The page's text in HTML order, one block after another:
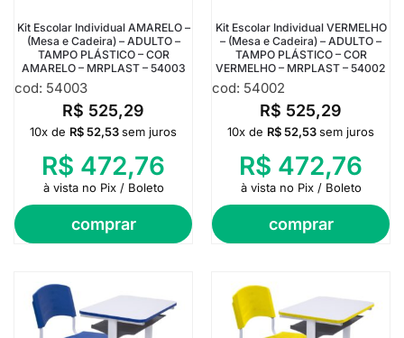
Kit Escolar Individual AMARELO –
(Mesa e Cadeira) – ADULTO –
TAMPO PLÁSTICO – COR
AMARELO – MRPLAST – 54003
cod: 54003
R$ 525,29
comprar
10x de R$52,53sem juros
R$ 472,76
à vista no Pix / Boleto
Kit Escolar Individual VERMELHO
– (Mesa e Cadeira) – ADULTO –
TAMPO PLÁSTICO – COR
VERMELHO – MRPLAST – 54002
cod: 54002
R$ 525,29
comprar
10x de R$52,53sem juros
R$ 472,76
à vista no Pix / Boleto